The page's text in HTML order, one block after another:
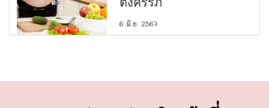
6 มิ.ย. 2567